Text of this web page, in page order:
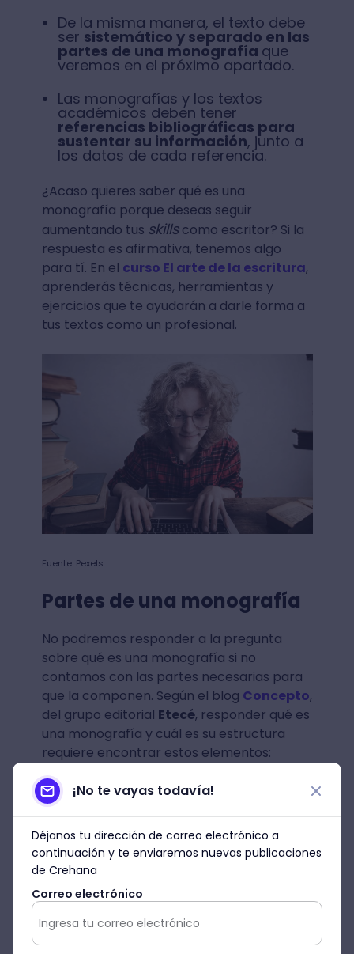
De la misma manera, el texto debe
ser sistemático y separado en las
partes de una monografía que
veremos en el próximo apartado.
Las monografías y los textos
académicos deben tener
referencias bibliográficas para
sustentar su información, junto a
los datos de cada referencia.
¿Acaso quieres saber qué es una
monografía porque deseas seguir
aumentando tus skillscomo escritor? Si la
respuesta es afirmativa, tenemos algo
para tí. En el curso El arte de la escritura,
aprenderás técnicas, herramientas y
ejercicios que te ayudarán a darle forma a
tus textos como un profesional.
Fuente: Pexels
Partes de una monografía
No podremos responder a la pregunta
sobre qué es una monografía si no
contamos con las partes necesarias para
que la componen. Según el blog Concepto,
del grupo editorial Etecé, responder qué es
una monografía y cuál es su estructura
requiere encontrar estos elementos:
Preliminares: la portada, las
dedicatorias y los epígrafes.
Abstract: es un pequeño resumen
del texto total y es un
requerimiento de los trabajos
académicos.
encontramos una panorámica del
texto y se explica el
¡No te vayas todavía!
Déjanos tu dirección de correo electrónico a
continuación y te enviaremos nuevas publicaciones
de Crehana
Correo electrónico